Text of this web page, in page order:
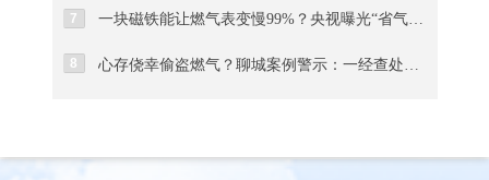
一块磁铁能让燃气表变慢99%？央视曝光“省气神器”骗局真相
心存侥幸偷盗燃气？聊城案例警示：一经查处绝不姑息
7
8